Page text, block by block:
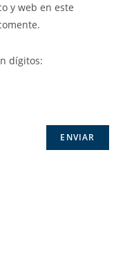
y web en este
dígitos: